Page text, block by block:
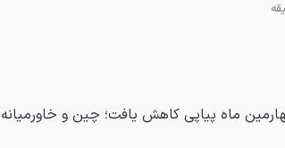
ماه پیاپی کاهش یافت؛ چین و خاورمیانه